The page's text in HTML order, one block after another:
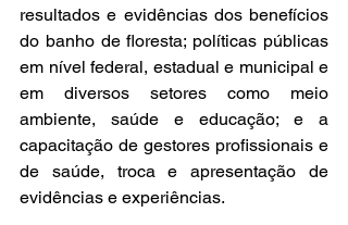
resultados e evidências dos benefícios
do banho de floresta; políticas públicas
em nível federal, estadual e municipal e
em diversos setores como meio
ambiente, saúde e educação; e a
capacitação de gestores profissionais e
de saúde, troca e apresentação de
evidências e experiências.